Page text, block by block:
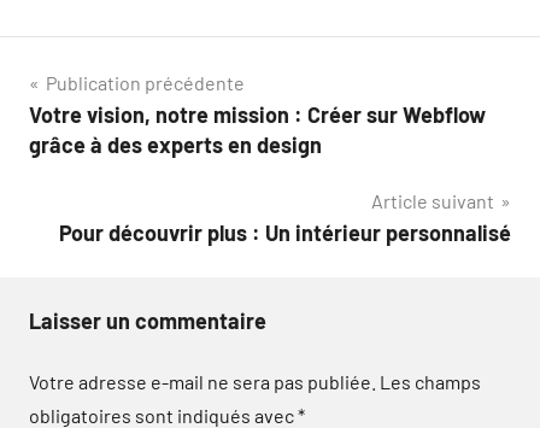
Navigation
de
Publication précédente
Votre vision, notre mission : Créer sur Webflow
grâce à des experts en design
Article suivant
Pour découvrir plus : Un intérieur personnalisé
Laisser un commentaire
Votre adresse e-mail ne sera pas publiée. Les champs
obligatoires sont indiqués avec*